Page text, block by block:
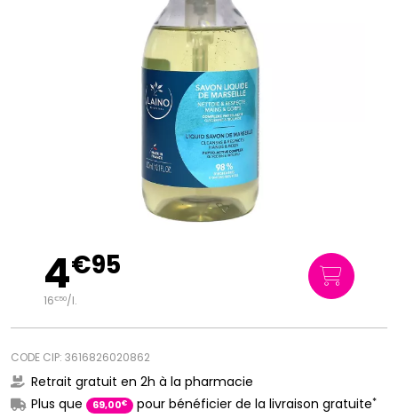
4€95
16€50/l.
CODE CIP: 3616826020862
Retrait gratuit en 2h à la pharmacie
Plus que
69,00€ pour bénéficier de la livraison gratuite*